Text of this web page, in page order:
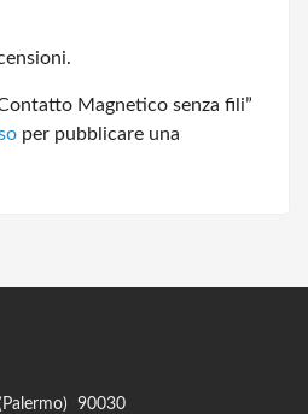
Magnetico senza fili”
per pubblicare una
90030